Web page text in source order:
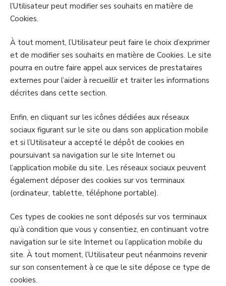
l’Utilisateur peut modifier ses souhaits en matière de
Cookies.
À tout moment, l’Utilisateur peut faire le choix d’exprimer
et de modifier ses souhaits en matière de Cookies. Le site
pourra en outre faire appel aux services de prestataires
externes pour l’aider à recueillir et traiter les informations
décrites dans cette section.
Enfin, en cliquant sur les icônes dédiées aux réseaux
sociaux figurant sur le site ou dans son application mobile
et si l’Utilisateur a accepté le dépôt de cookies en
poursuivant sa navigation sur le site Internet ou
l’application mobile du site. Les réseaux sociaux peuvent
également déposer des cookies sur vos terminaux
(ordinateur, tablette, téléphone portable).
Ces types de cookies ne sont déposés sur vos terminaux
qu’à condition que vous y consentiez, en continuant votre
navigation sur le site Internet ou l’application mobile du
site. À tout moment, l’Utilisateur peut néanmoins revenir
sur son consentement à ce que le site dépose ce type de
cookies.